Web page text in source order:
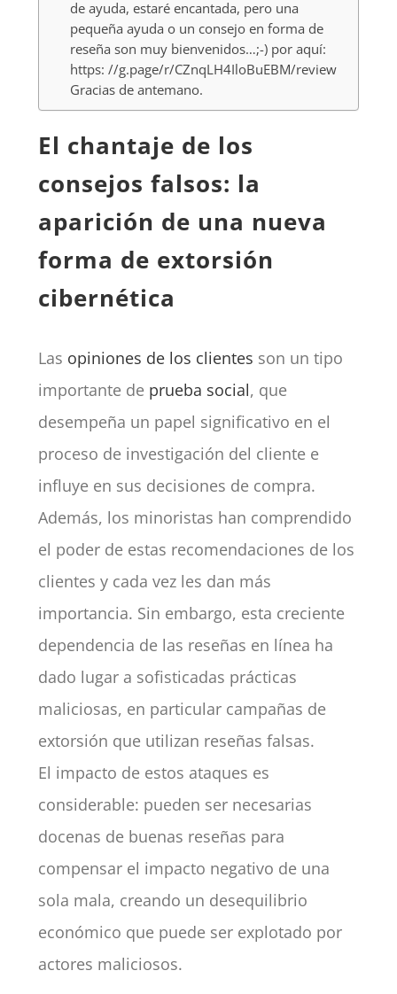
de ayuda, estaré encantada, pero una
pequeña ayuda o un consejo en forma de
reseña son muy bienvenidos…;-) por aquí:
https: //g.page/r/CZnqLH4IloBuEBM/review
Gracias de antemano.
El chantaje de los
consejos falsos: la
aparición de una nueva
forma de extorsión
cibernética
Las opiniones de los clientes son un tipo
importante de prueba social, que
desempeña un papel significativo en el
proceso de investigación del cliente e
influye en sus decisiones de compra.
Además, los minoristas han comprendido
el poder de estas recomendaciones de los
clientes y cada vez les dan más
importancia. Sin embargo, esta creciente
dependencia de las reseñas en línea ha
dado lugar a sofisticadas prácticas
maliciosas, en particular campañas de
extorsión que utilizan reseñas falsas.
El impacto de estos ataques es
considerable: pueden ser necesarias
docenas de buenas reseñas para
compensar el impacto negativo de una
sola mala, creando un desequilibrio
económico que puede ser explotado por
actores maliciosos.